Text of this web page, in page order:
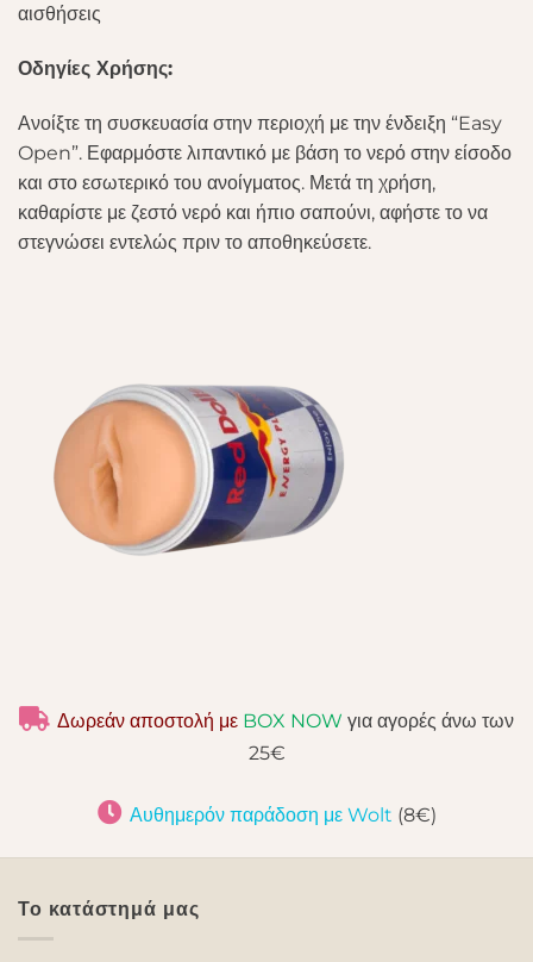
αισθήσεις
Οδηγίες Χρήσης:
Ανοίξτε τη συσκευασία στην περιοχή με την ένδειξη “Easy
Open”. Εφαρμόστε λιπαντικό με βάση το νερό στην είσοδο
και στο εσωτερικό του ανοίγματος. Μετά τη χρήση,
καθαρίστε με ζεστό νερό και ήπιο σαπούνι, αφήστε το να
στεγνώσει εντελώς πριν το αποθηκεύσετε.
Δωρεάν αποστολή με BOX NOW για αγορές άνω των
25€
Αυθημερόν παράδοση με Wolt (8€)
Το κατάστημά μας